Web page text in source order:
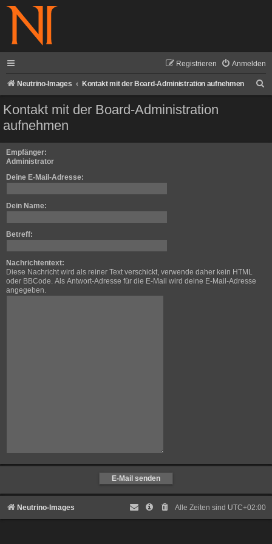
Anmelden
Registrieren
Neutrino-Images Kontakt mit der Board-Administration aufnehmen
Kontakt mit der Board-Administration
aufnehmen
Empfänger:
Administrator
Deine E-Mail-Adresse:
Dein Name:
Betreff:
Nachrichtentext:
Diese Nachricht wird als reiner Text verschickt, verwende daher kein HTML
oder BBCode. Als Antwort-Adresse für die E-Mail wird deine E-Mail-Adresse
angegeben.
Neutrino-Images Alle Zeiten sind UTC+02:00